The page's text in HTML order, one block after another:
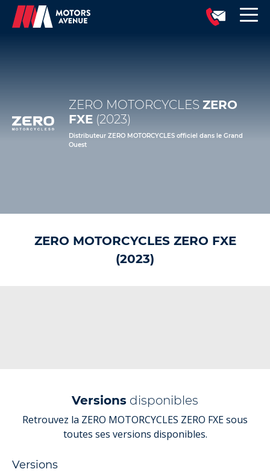
ZERO MOTORCYCLES ZERO
FXE(2023)
Distributeur ZERO MOTORCYCLES officiel dans le Grand
Ouest
ZERO MOTORCYCLES ZERO FXE
(2023)
Versions disponibles
Retrouvez la ZERO MOTORCYCLES ZERO FXE sous
toutes ses versions disponibles.
Versions